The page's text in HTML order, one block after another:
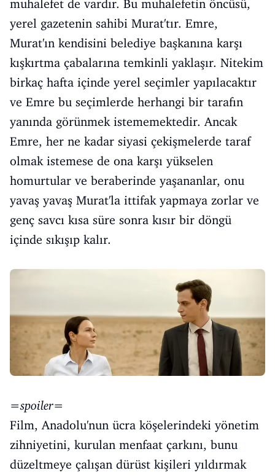
muhalefet de vardır. Bu muhalefetin öncüsü,
yerel gazetenin sahibi Murat'tır. Emre,
Murat'ın kendisini belediye başkanına karşı
kışkırtma çabalarına temkinli yaklaşır. Nitekim
birkaç hafta içinde yerel seçimler yapılacaktır
ve Emre bu seçimlerde herhangi bir tarafın
yanında görünmek istememektedir. Ancak
Emre, her ne kadar siyasi çekişmelerde taraf
olmak istemese de ona karşı yükselen
homurtular ve beraberinde yaşananlar, onu
yavaş yavaş Murat'la ittifak yapmaya zorlar ve
genç savcı kısa süre sonra kısır bir döngü
içinde sıkışıp kalır.
=spoiler=
Film, Anadolu'nun ücra köşelerindeki yönetim
zihniyetini, kurulan menfaat çarkını, bunu
düzeltmeye çalışan dürüst kişileri yıldırmak